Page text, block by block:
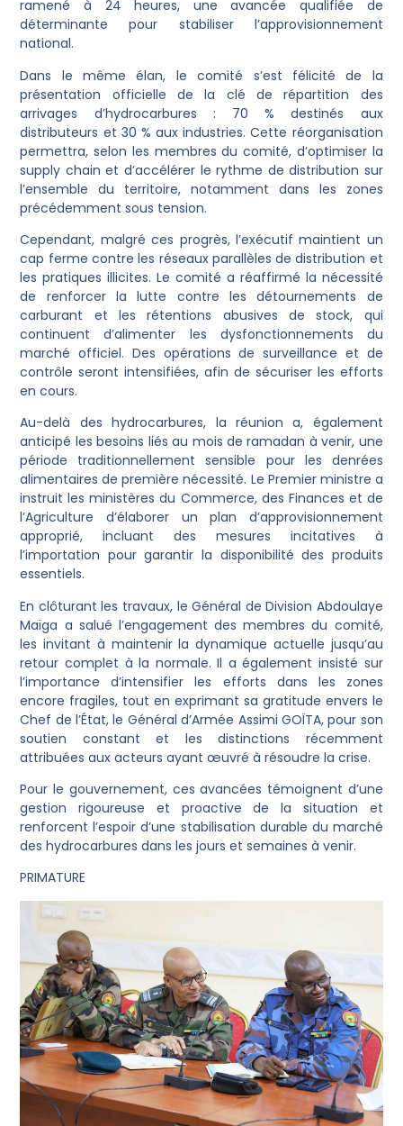
ramené à 24 heures, une avancée qualifiée de
déterminante pour stabiliser l’approvisionnement
national.
Dans le même élan, le comité s’est félicité de la
présentation officielle de la clé de répartition des
arrivages d’hydrocarbures : 70 % destinés aux
distributeurs et 30 % aux industries. Cette réorganisation
permettra, selon les membres du comité, d’optimiser la
supply chain et d’accélérer le rythme de distribution sur
l’ensemble du territoire, notamment dans les zones
précédemment sous tension.
Cependant, malgré ces progrès, l’exécutif maintient un
cap ferme contre les réseaux parallèles de distribution et
les pratiques illicites. Le comité a réaffirmé la nécessité
de renforcer la lutte contre les détournements de
carburant et les rétentions abusives de stock, qui
continuent d’alimenter les dysfonctionnements du
marché officiel. Des opérations de surveillance et de
contrôle seront intensifiées, afin de sécuriser les efforts
en cours.
Au-delà des hydrocarbures, la réunion a, également
anticipé les besoins liés au mois de ramadan à venir, une
période traditionnellement sensible pour les denrées
alimentaires de première nécessité. Le Premier ministre a
instruit les ministères du Commerce, des Finances et de
l’Agriculture d’élaborer un plan d’approvisionnement
approprié, incluant des mesures incitatives à
l’importation pour garantir la disponibilité des produits
essentiels.
En clôturant les travaux, le Général de Division Abdoulaye
Maïga a salué l’engagement des membres du comité,
les invitant à maintenir la dynamique actuelle jusqu’au
retour complet à la normale. Il a également insisté sur
l’importance d’intensifier les efforts dans les zones
encore fragiles, tout en exprimant sa gratitude envers le
Chef de l’État, le Général d’Armée Assimi GOÏTA, pour son
soutien constant et les distinctions récemment
attribuées aux acteurs ayant œuvré à résoudre la crise.
Pour le gouvernement, ces avancées témoignent d’une
gestion rigoureuse et proactive de la situation et
renforcent l’espoir d’une stabilisation durable du marché
des hydrocarbures dans les jours et semaines à venir.
PRIMATURE